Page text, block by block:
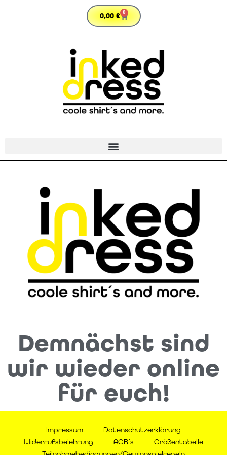
0,00€ 0
Demnächst sind
wir wieder online
für euch!
Impressum
Datenschutzerklärung
Widerrufsbelehrung
AGB´s
Größentabelle